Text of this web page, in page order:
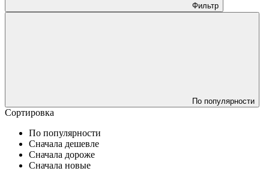
Фильтр
По популярности
Сортировка
По популярности
Сначала дешевле
Сначала дороже
Сначала новые